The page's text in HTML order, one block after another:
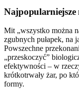
Najpopularniejsze
Mit „wszystko można
zgubnych pułapek, na
Powszechne
„przeskoczyć”
efektywności – w
krótkotrwały żar, po
formy.